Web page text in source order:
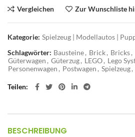
Vergleichen Zur Wunschliste
Kategorie: Spielzeug | Modellautos |
Schlagwörter: Bausteine, Brick, Bricks,
Güterwagen , Güterzug, LEGO, Lego
Personenwagen , Postwagen , Spielzeug,
Teilen
BESCHREIBUNG